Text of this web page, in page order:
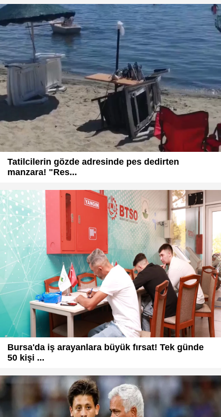
Tatilcilerin gözde adresinde pes dedirten
manzara! "Res...
Bursa'da iş arayanlara büyük fırsat! Tek günde
50 kişi ...